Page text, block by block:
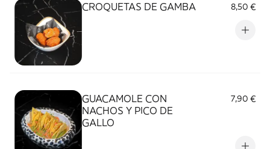
CROQUETAS DE GAMBA 8,50 €
GUACAMOLE CON
NACHOS Y PICO DE
GALLO
7,90 €